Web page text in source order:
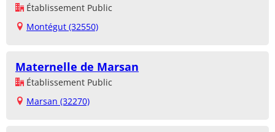
Établissement Public
Montégut (32550)
Maternelle de Marsan
Établissement Public
Marsan (32270)